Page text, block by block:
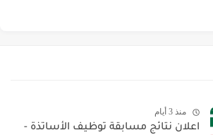
منذ 3 أيام
اعلان نتائج مسابقة توظيف الأساتذة -